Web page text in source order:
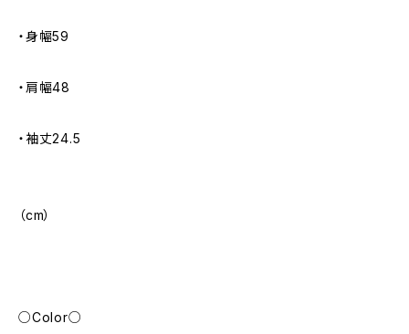
・身幅59
・肩幅48
・袖丈24.5
（cm）
○Color○